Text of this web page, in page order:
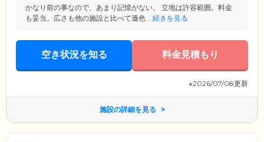
かなり前の事なので、あまり記憶がない。 立地は許容範囲。料金
も妥当。広さも他の施設と比べて遜色... 続きを見る
空き状況を知る 料金見積もり
※2026/07/08更新
施設の詳細を見る